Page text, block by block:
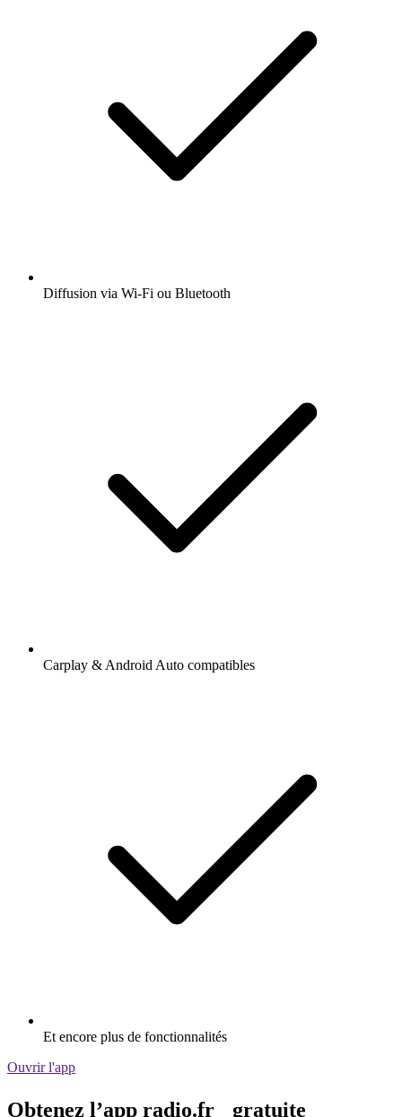
Diffusion via Wi-Fi ou Bluetooth
Carplay & Android Auto compatibles
Et encore plus de fonctionnalités
Ouvrir l'app
Obtenez l’app radio.fr gratuite